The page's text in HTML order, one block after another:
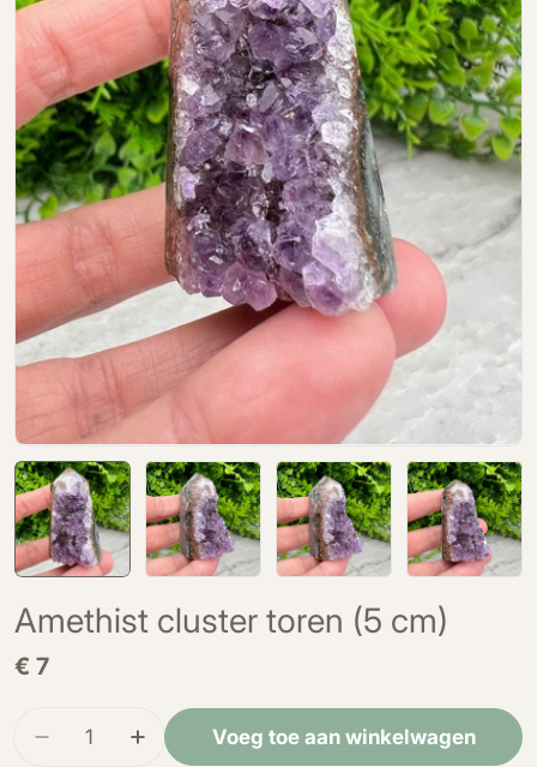
Open media 0 in modal
Amethist cluster toren (5 cm)
Normale
€ 7
Hoeveelheid
Verminder de hoeveelheid voor Amethist
Verhoog de hoeveelheid voor
Voeg toe aan winkelwagen